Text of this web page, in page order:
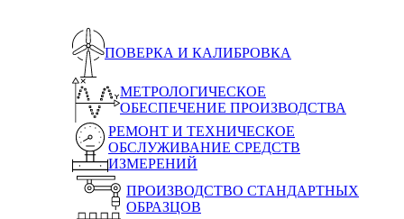
ПОВЕРКА И КАЛИБРОВКА
МЕТРОЛОГИЧЕСКОЕ
ОБЕСПЕЧЕНИЕ ПРОИЗВОДСТВА
РЕМОНТ И ТЕХНИЧЕСКОЕ
ОБСЛУЖИВАНИЕ СРЕДСТВ
ИЗМЕРЕНИЙ
ПРОИЗВОДСТВО СТАНДАРТНЫХ
ОБРАЗЦОВ